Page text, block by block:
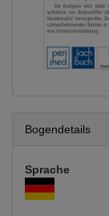
Bogendetails
Sprache